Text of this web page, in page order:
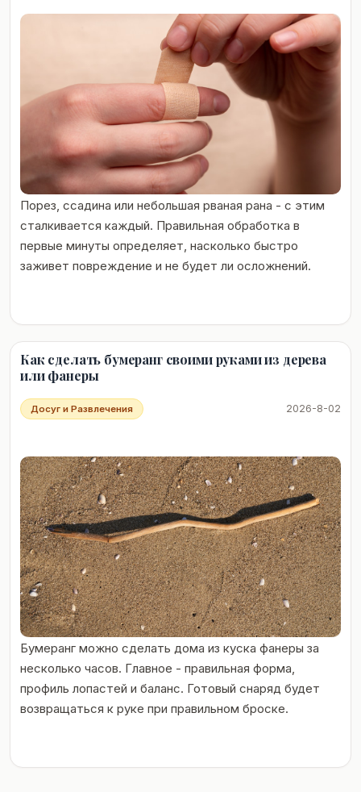
Порез, ссадина или небольшая рваная рана - с этим
сталкивается каждый. Правильная обработка в
первые минуты определяет, насколько быстро
заживет повреждение и не будет ли осложнений.
Как сделать бумеранг своими руками из дерева
или фанеры
2026-8-02
Досуг и Развлечения
Бумеранг можно сделать дома из куска фанеры за
несколько часов. Главное - правильная форма,
профиль лопастей и баланс. Готовый снаряд будет
возвращаться к руке при правильном броске.